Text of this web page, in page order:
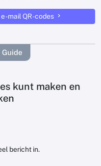
-mail QR -codes
kunt maken en
bericht in.